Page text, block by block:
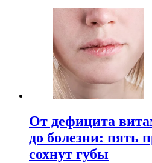
От дефицита
до болезни: пять
сохнут губы